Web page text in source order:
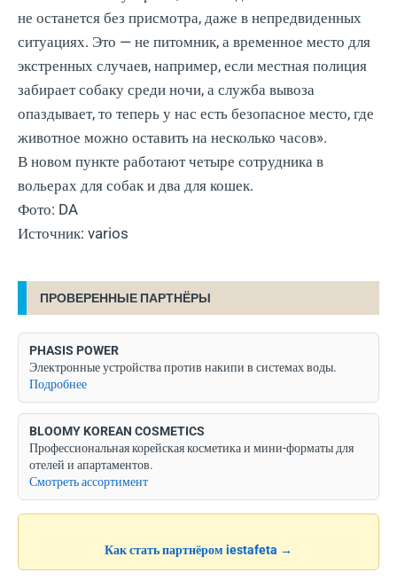
не останется без присмотра, даже в непредвиденных
ситуациях. Это — не питомник, а временное место для
экстренных случаев, например, если местная полиция
забирает собаку среди ночи, а служба вывоза
опаздывает, то теперь у нас есть безопасное место, где
животное можно оставить на несколько часов».
В новом пункте работают четыре сотрудника в
вольерах для собак и два для кошек.
Фото: DA
Источник: varios
ПРОВЕРЕННЫЕ ПАРТНЁРЫ
PHASIS POWER
Электронные устройства против накипи в системах воды.
Подробнее
BLOOMY KOREAN COSMETICS
Профессиональная корейская косметика и мини-форматы для
отелей и апартаментов.
Смотреть ассортимент
Как стать партнёром iestafeta →